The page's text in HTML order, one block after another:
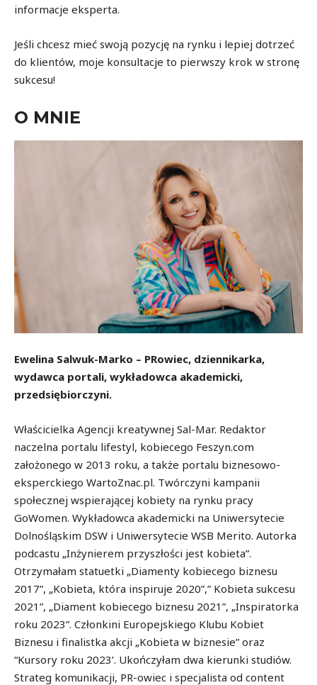
informacje eksperta.
Jeśli chcesz mieć swoją pozycję na rynku i lepiej dotrzeć
do klientów, moje konsultacje to pierwszy krok w stronę
sukcesu!
O MNIE
Ewelina Salwuk-Marko – PRowiec, dziennikarka,
wydawca portali, wykładowca akademicki,
przedsiębiorczyni.
Właścicielka Agencji kreatywnej Sal-Mar. Redaktor
naczelna portalu lifestyl, kobiecego Feszyn.com
założonego w 2013 roku, a także portalu biznesowo-
eksperckiego WartoZnac.pl. Twórczyni kampanii
społecznej wspierającej kobiety na rynku pracy
GoWomen. Wykładowca akademicki na Uniwersytecie
Dolnośląskim DSW i Uniwersytecie WSB Merito. Autorka
podcastu „Inżynierem przyszłości jest kobieta”.
Otrzymałam statuetki „Diamenty kobiecego biznesu
2017”, „Kobieta, która inspiruje 2020”,” Kobieta sukcesu
2021”, „Diament kobiecego biznesu 2021”, „Inspiratorka
roku 2023”. Członkini Europejskiego Klubu Kobiet
Biznesu i finalistka akcji „Kobieta w biznesie” oraz
“Kursory roku 2023’. Ukończyłam dwa kierunki studiów.
Strateg komunikacji, PR-owiec i specjalista od content